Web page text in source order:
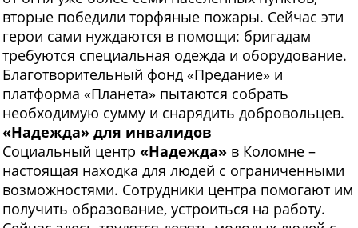
вторые победили торфяные пожары. Сейчас эти
герои сами нуждаются в помощи: бригадам
требуются специальная одежда и оборудование.
Благотворительный фонд «Предание» и
платформа «Планета» пытаются собрать
необходимую сумму и снарядить добровольцев.
«Надежда» для инвалидов
Социальный центр «Надежда» в Коломне –
настоящая находка для людей с ограниченными
возможностями. Сотрудники центра помогают им
получить образование, устроиться на работу.